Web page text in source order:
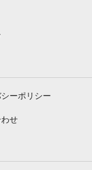
ーポリシー
せ